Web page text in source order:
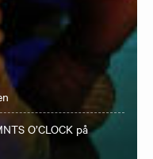
O’CLOCK på